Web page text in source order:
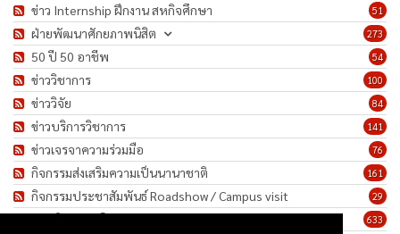
51
ข่าว Internship ฝึกงาน สหกิจศึกษา
273
ฝ่ายพัฒนาศักยภาพนิสิต
54
50 ปี 50 อาชีพ
100
ข่าววิชาการ
84
ข่าววิจัย
141
ข่าวบริการวิชาการ
76
ข่าวเจรจาความร่วมมือ
161
กิจกรรมส่งเสริมความเป็นนานาชาติ
29
กิจกรรมประชาสัมพันธ์ Roadshow / Campus visit
633
ภาพกิจกรรม/โครงการ